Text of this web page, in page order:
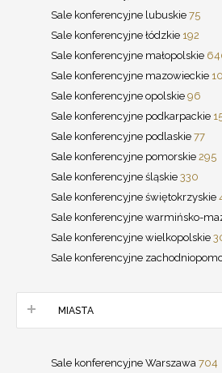
Sale konferencyjne lubuskie 75
Sale konferencyjne łódzkie 192
Sale konferencyjne małopolskie
Sale konferencyjne mazowieckie
Sale konferencyjne opolskie 96
Sale konferencyjne podkarpackie
Sale konferencyjne podlaskie 77
Sale konferencyjne pomorskie 295
Sale konferencyjne śląskie 330
Sale konferencyjne świętokrzyskie
Sale konferencyjne warmińsko-
Sale konferencyjne wielkopolskie
Sale konferencyjne
MIASTA
Sale konferencyjne Warszawa 704